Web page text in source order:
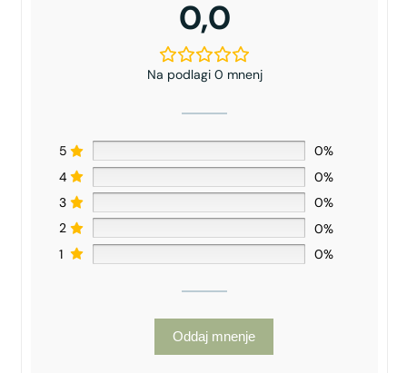
0,0
Na podlagi 0 mnenj
5
0%
4
0%
3
0%
2
0%
1
0%
Oddaj mnenje